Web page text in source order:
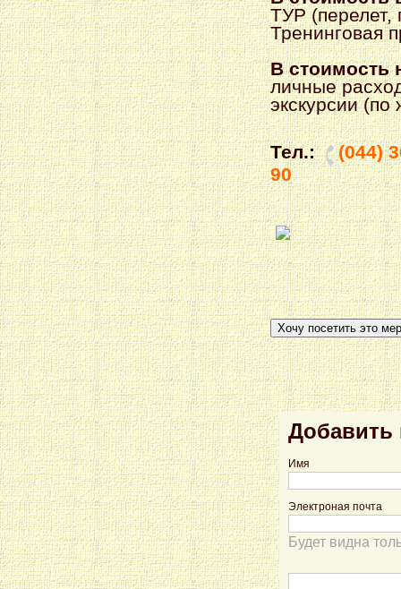
ТУР (перелет,
Тренинговая
В стоимость
личные
экскурсии
Тел.:
(044)
90
Хочу посетить это
Добавить
Имя
Электроная почта
Будет видна